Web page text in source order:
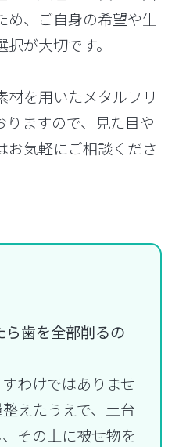
め、ご自身の希望や生
が大切です。
材を用いたメタルフリ
りますので、見た目や
お気軽にご相談くださ
ら歯を全部削るの
わけではありませ
えたうえで、土台
その上に被せ物を